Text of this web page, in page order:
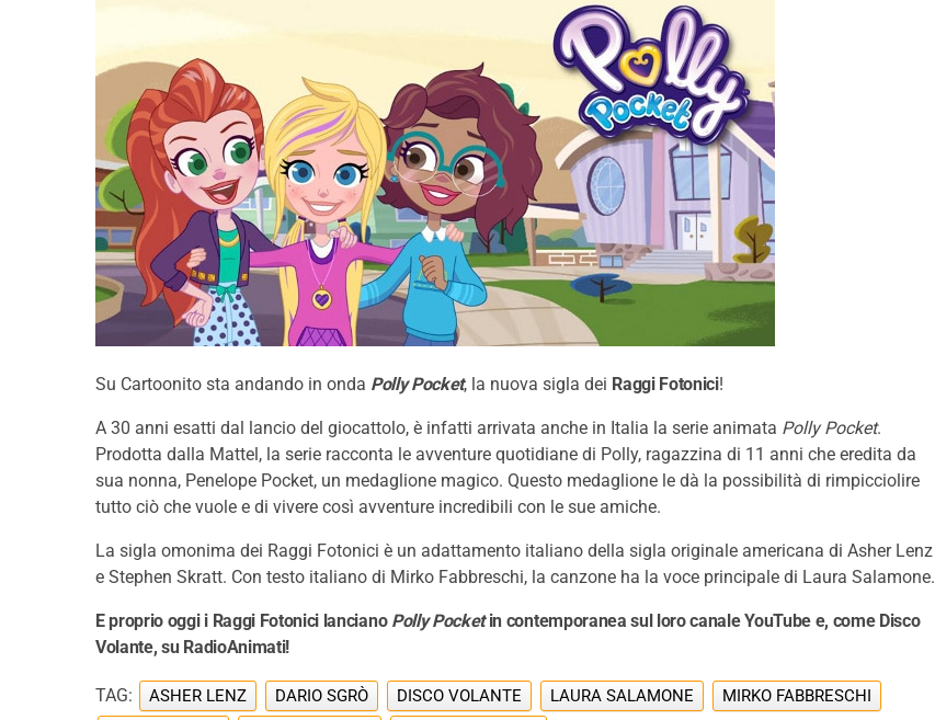
Su Cartoonito sta andando in onda Polly Pocket, la nuova sigla dei Raggi Fotonici!
A 30 anni esatti dal lancio del giocattolo, è infatti arrivata anche in Italia la serie animata Polly Pocket.
Prodotta dalla Mattel, la serie racconta le avventure quotidiane di Polly, ragazzina di 11 anni che eredita da
sua nonna, Penelope Pocket, un medaglione magico. Questo medaglione le dà la possibilità di rimpicciolire
tutto ciò che vuole e di vivere così avventure incredibili con le sue amiche.
La sigla omonima dei Raggi Fotonici è un adattamento italiano della sigla originale americana di Asher Lenz
e Stephen Skratt. Con testo italiano di Mirko Fabbreschi, la canzone ha la voce principale di Laura Salamone.
E proprio oggi i Raggi Fotonici lanciano Polly Pocketin contemporanea sul loro canale YouTube e, come Disco
Volante, su RadioAnimati!
TAG: ASHER LENZ DARIO SGRÒ DISCO VOLANTE LAURA SALAMONE
MIRKO FABBRESCHI